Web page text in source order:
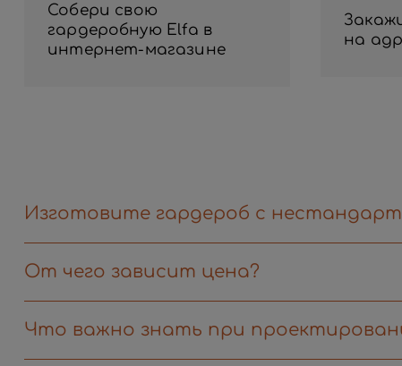
Собери свою
гардеробную Elfa в
интернет-магазине
на
Изготовите гардероб с
От чего зависит цена?
Что важно знать при